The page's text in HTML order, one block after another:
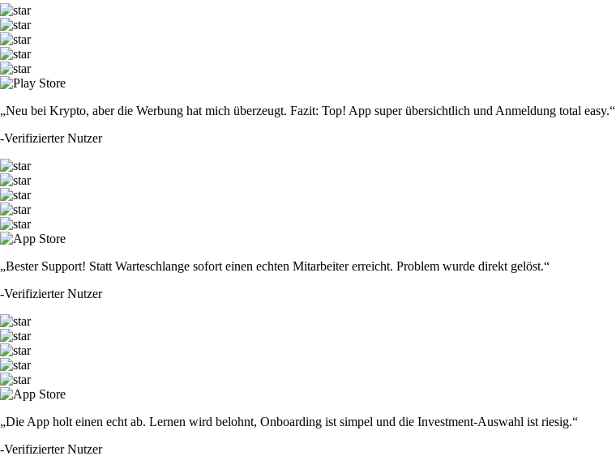
„Neu bei Krypto, aber die Werbung hat mich überzeugt. Fazit: Top! App super übersichtlich und Anmeldung total easy.“
-Verifizierter Nutzer
„Bester Support! Statt Warteschlange sofort einen echten Mitarbeiter erreicht. Problem wurde direkt gelöst.“
-Verifizierter Nutzer
„Die App holt einen echt ab. Lernen wird belohnt, Onboarding ist simpel und die Investment-Auswahl ist riesig.“
-Verifizierter Nutzer